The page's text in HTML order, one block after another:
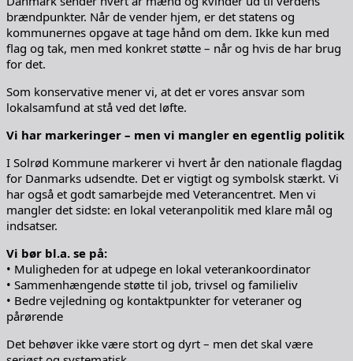
brændpunkter. Når de vender hjem, er det statens og
kommunernes opgave at tage hånd om dem. Ikke kun med
flag og tak, men med konkret støtte – når og hvis de har brug
for det.
Som konservative mener vi, at det er vores ansvar som
lokalsamfund at stå ved det løfte.
Vi har markeringer – men vi mangler en egentlig politik
I Solrød Kommune markerer vi hvert år den nationale flagdag
for Danmarks udsendte. Det er vigtigt og symbolsk stærkt. Vi
har også et godt samarbejde med Veterancentret. Men vi
mangler det sidste: en lokal veteranpolitik med klare mål og
indsatser.
Vi bør bl.a. se på:
• Muligheden for at udpege en lokal veterankoordinator
• Sammenhængende støtte til job, trivsel og familieliv
• Bedre vejledning og kontaktpunkter for veteraner og
pårørende
Det behøver ikke være stort og dyrt – men det skal være